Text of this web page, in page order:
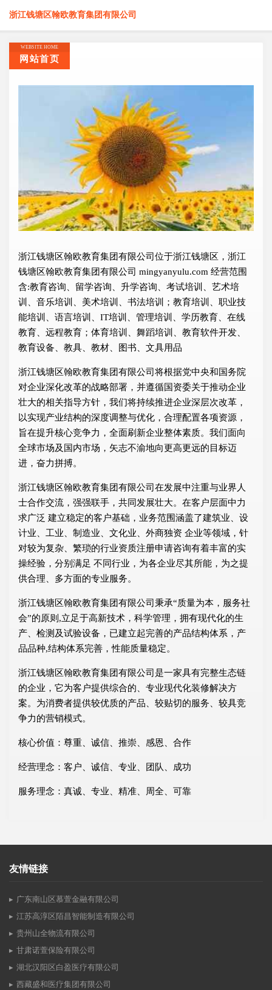
浙江钱塘区翰欧教育集团有限公司
WEBSITE HOME
网站首页
浙江钱塘区翰欧教育集团有限公司位于浙江钱塘区，浙江
钱塘区翰欧教育集团有限公司 mingyanyulu.com 经营范围
含:教育咨询、留学咨询、升学咨询、考试培训、艺术培
训、音乐培训、美术培训、书法培训；教育培训、职业技
能培训、语言培训、IT培训、管理培训、学历教育、在线
教育、远程教育；体育培训、舞蹈培训、教育软件开发、
教育设备、教具、教材、图书、文具用品
浙江钱塘区翰欧教育集团有限公司将根据党中央和国务院
对企业深化改革的战略部署，并遵循国资委关于推动企业
壮大的相关指导方针，我们将持续推进企业深层次改革，
以实现产业结构的深度调整与优化，合理配置各项资源，
旨在提升核心竞争力，全面刷新企业整体素质。我们面向
全球市场及国内市场，矢志不渝地向更高更远的目标迈
进，奋力拼搏。
浙江钱塘区翰欧教育集团有限公司在发展中注重与业界人
士合作交流，强强联手，共同发展壮大。在客户层面中力
求广泛 建立稳定的客户基础，业务范围涵盖了建筑业、设
计业、工业、制造业、文化业、外商独资 企业等领域，针
对较为复杂、繁琐的行业资质注册申请咨询有着丰富的实
操经验，分别满足 不同行业，为各企业尽其所能，为之提
供合理、多方面的专业服务。
浙江钱塘区翰欧教育集团有限公司秉承“质量为本，服务社
会”的原则,立足于高新技术，科学管理，拥有现代化的生
产、检测及试验设备，已建立起完善的产品结构体系，产
品品种,结构体系完善，性能质量稳定。
浙江钱塘区翰欧教育集团有限公司是一家具有完整生态链
的企业，它为客户提供综合的、专业现代化装修解决方
案。为消费者提供较优质的产品、较贴切的服务、较具竞
争力的营销模式。
核心价值：尊重、诚信、推崇、感恩、合作
经营理念：客户、诚信、专业、团队、成功
服务理念：真诚、专业、精准、周全、可靠
友情链接
广东南山区慕萱金融有限公司
江苏高淳区陌昌智能制造有限公司
贵州山全物流有限公司
甘肃诺萱保险有限公司
湖北汉阳区白盈医疗有限公司
西藏盛和医疗集团有限公司